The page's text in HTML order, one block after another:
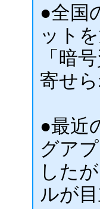
●全国
ット
「暗
寄せ
●最近
グア
した
ルが